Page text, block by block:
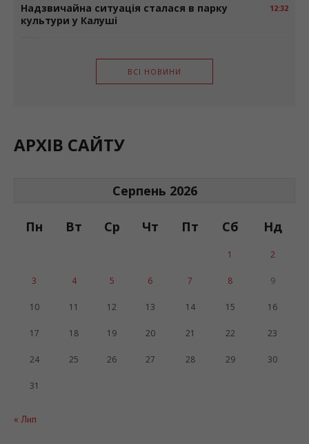
12:32
Надзвичайна ситуація сталася в парку
культури у Калуші
ВСІ НОВИНИ
АРХІВ САЙТУ
Серпень 2026
Пн Вт Ср Чт Пт Сб Нд
« Лип
1 2
3 4 5 6 7 8 9
10 11 12 13 14 15 16
17 18 19 20 21 22 23
24 25 26 27 28 29 30
31